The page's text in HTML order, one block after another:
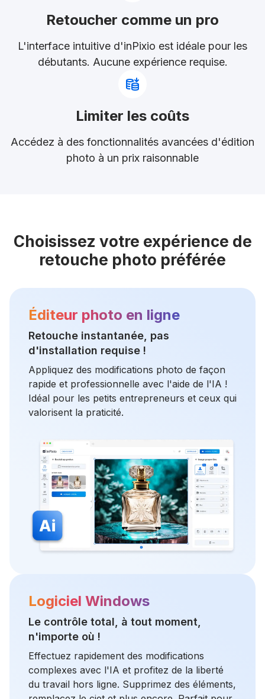
Retoucher comme un pro
L'interface intuitive d'inPixio est idéale pour les
débutants. Aucune expérience requise.
Limiter les coûts
Accédez à des fonctionnalités avancées d'édition
photo à un prix raisonnable
Choisissez votre expérience de
retouche photo préférée
Éditeur photo en ligne
Retouche instantanée, pas
d'installation requise !
Appliquez des modifications photo de façon
rapide et professionnelle avec l'aide de l'IA !
Idéal pour les petits entrepreneurs et ceux qui
valorisent la praticité.
Logiciel Windows
Le contrôle total, à tout moment,
n'importe où !
Effectuez rapidement des modifications
complexes avec l'IA et profitez de la liberté
du travail hors ligne. Supprimez des éléments,